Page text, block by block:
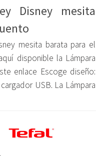
Disney mesita
mesita barata para el
disponible la Lámpara
enlace Escoge diseño:
USB. La Lámpara